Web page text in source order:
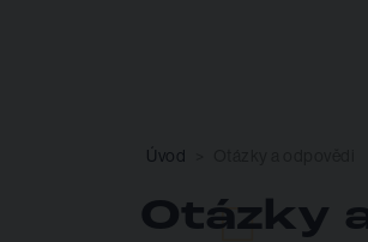
Úvod
Otázky